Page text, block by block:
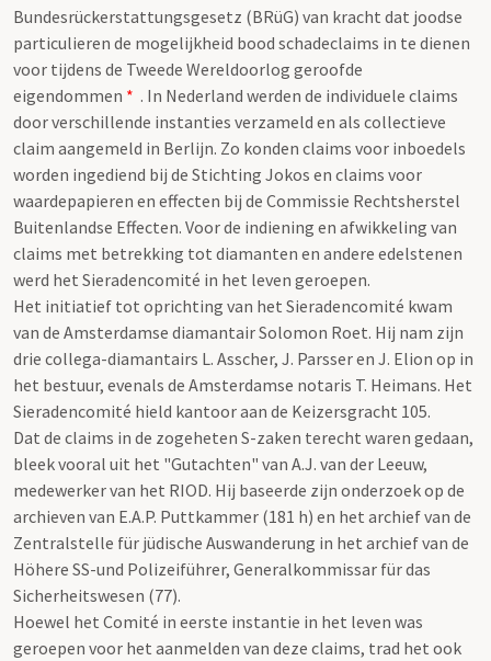
Bundesrückerstattungsgesetz (BRüG) van kracht dat joodse
particulieren de mogelijkheid bood schadeclaims in te dienen
voor tijdens de Tweede Wereldoorlog geroofde
eigendommen * . In Nederland werden de individuele claims
door verschillende instanties verzameld en als collectieve
claim aangemeld in Berlijn. Zo konden claims voor inboedels
worden ingediend bij de Stichting Jokos en claims voor
waardepapieren en effecten bij de Commissie Rechtsherstel
Buitenlandse Effecten. Voor de indiening en afwikkeling van
claims met betrekking tot diamanten en andere edelstenen
werd het Sieradencomité in het leven geroepen.
Het initiatief tot oprichting van het Sieradencomité kwam
van de Amsterdamse diamantair Solomon Roet. Hij nam zijn
drie collega-diamantairs L. Asscher, J. Parsser en J. Elion op in
het bestuur, evenals de Amsterdamse notaris T. Heimans. Het
Sieradencomité hield kantoor aan de Keizersgracht 105.
Dat de claims in de zogeheten S-zaken terecht waren gedaan,
bleek vooral uit het "Gutachten" van A.J. van der Leeuw,
medewerker van het RIOD. Hij baseerde zijn onderzoek op de
archieven van E.A.P. Puttkammer (181 h) en het archief van de
Zentralstelle für jüdische Auswanderung in het archief van de
Höhere SS-und Polizeiführer, Generalkommissar für das
Sicherheitswesen (77).
Hoewel het Comité in eerste instantie in het leven was
geroepen voor het aanmelden van deze claims, trad het ook